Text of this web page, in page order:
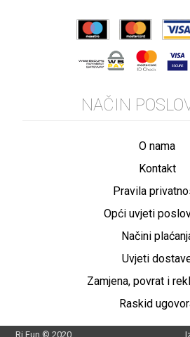
NAČIN
O nama
Kontakt
Pravila
Opći uvjeti
Načini
Uvjeti
Zamjena, povrat i
Raskid
Ri Fun © 2020.